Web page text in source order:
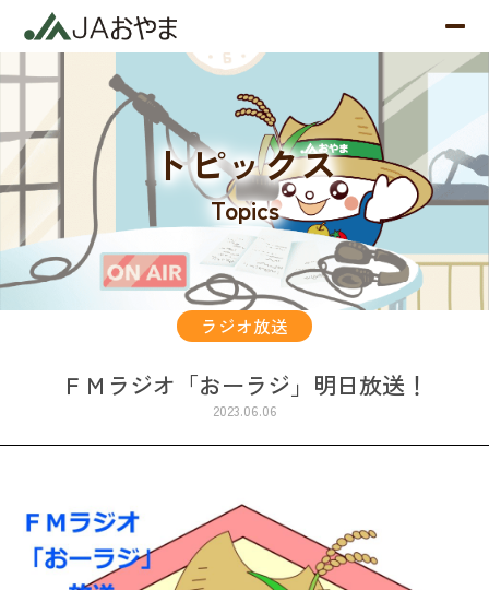
トピックス
Topics
ラジオ放送
ＦＭラジオ「おーラジ」明日放送！
2023.06.06